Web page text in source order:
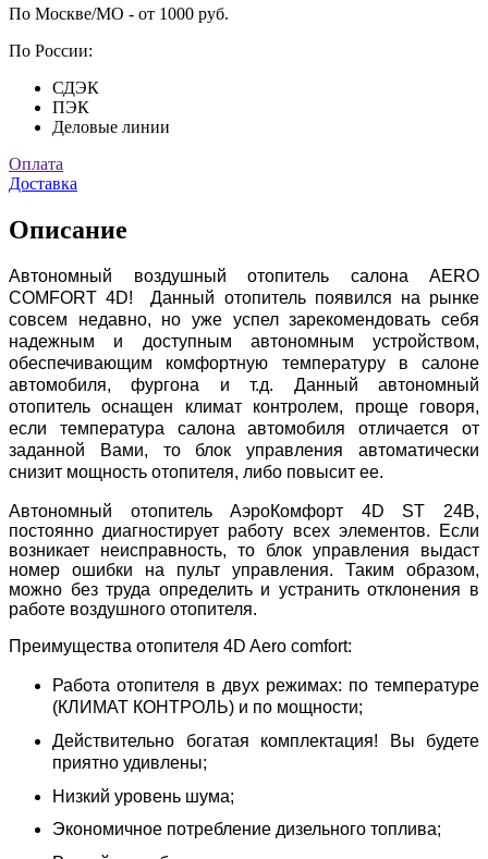
По Москве/МО - от 1000 руб.
По России:
СДЭК
ПЭК
Деловые линии
Оплата
Доставка
Описание
Автономный воздушный отопитель салона AERO
COMFORT 4D! Данный отопитель появился на рынке
совсем недавно, но уже успел зарекомендовать себя
надежным и доступным автономным устройством,
обеспечивающим комфортную температуру в салоне
автомобиля, фургона и т.д. Данный автономный
отопитель оснащен климат контролем, проще говоря,
если температура салона автомобиля отличается от
заданной Вами, то блок управления автоматически
снизит мощность отопителя, либо повысит ее.
Автономный отопитель АэроКомфорт 4D ST 24В,
постоянно диагностирует работу всех элементов. Если
возникает неисправность, то блок управления выдаст
номер ошибки на пульт управления. Таким образом,
можно без труда определить и устранить отклонения в
работе воздушного отопителя.
Преимущества отопителя 4D Aero comfort:
Работа отопителя в двух режимах: по температуре
(КЛИМАТ КОНТРОЛЬ) и по мощности;
Действительно богатая комплектация! Вы будете
приятно удивлены;
Низкий уровень шума;
Экономичное потребление дизельного топлива;